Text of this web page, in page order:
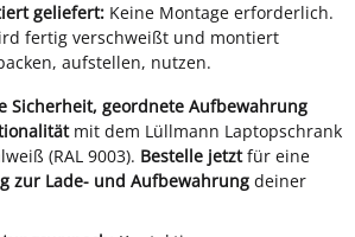
geliefert: Keine Montage erforderlich.
fertig verschweißt und montiert
aufstellen, nutzen.
Sicherheit, geordnete Aufbewahrung
mit dem Lüllmann Laptopschrank
(RAL 9003). Bestelle jetztfür eine
zur Lade- und Aufbewahrung deiner